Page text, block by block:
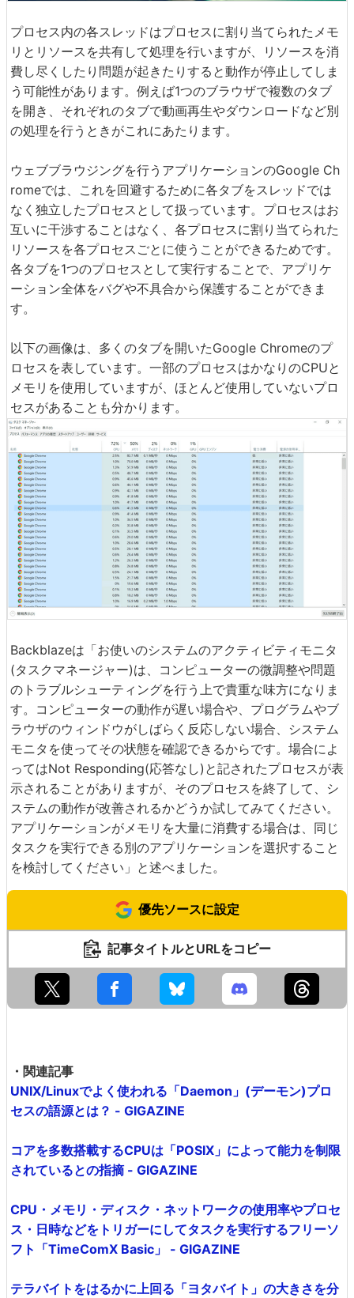
プロセス内の各スレッドはプロセスに割り当てられたメモ
リとリソースを共有して処理を行いますが、リソースを消
費し尽くしたり問題が起きたりすると動作が停止してしま
う可能性があります。例えば1つのブラウザで複数のタブ
を開き、それぞれのタブで動画再生やダウンロードなど別
の処理を行うときがこれにあたります。
ウェブブラウジングを行うアプリケーションのGoogle Ch
romeでは、これを回避するために各タブをスレッドでは
なく独立したプロセスとして扱っています。プロセスはお
互いに干渉することはなく、各プロセスに割り当てられた
リソースを各プロセスごとに使うことができるためです。
各タブを1つのプロセスとして実行することで、アプリケ
ーション全体をバグや不具合から保護することができま
す。
以下の画像は、多くのタブを開いたGoogle Chromeのプ
ロセスを表しています。一部のプロセスはかなりのCPUと
メモリを使用していますが、ほとんど使用していないプロ
セスがあることも分かります。
Backblazeは「お使いのシステムのアクティビティモニタ
(タスクマネージャー)は、コンピューターの微調整や問題
のトラブルシューティングを行う上で貴重な味方になりま
す。コンピューターの動作が遅い場合や、プログラムやブ
ラウザのウィンドウがしばらく反応しない場合、システム
モニタを使ってその状態を確認できるからです。場合によ
ってはNot Responding(応答なし)と記されたプロセスが表
示されることがありますが、そのプロセスを終了して、シ
ステムの動作が改善されるかどうか試してみてください。
アプリケーションがメモリを大量に消費する場合は、同じ
タスクを実行できる別のアプリケーションを選択すること
を検討してください」と述べました。
優先ソースに設定
記事タイトルとURLをコピー
・関連記事
UNIX/Linuxでよく使われる「Daemon」(デーモン)プロ
セスの語源とは？ - GIGAZINE
コアを多数搭載するCPUは「POSIX」によって能力を制限
されているとの指摘 - GIGAZINE
CPU・メモリ・ディスク・ネットワークの使用率やプロセ
ス・日時などをトリガーにしてタスクを実行するフリーソ
フト「TimeComX Basic」 - GIGAZINE
テラバイトをはるかに上回る「ヨタバイト」の大きさを分